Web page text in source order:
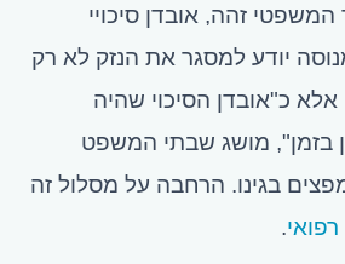
זהה, אובדן סיכויי
יודע למסגר את הנזק לא רק
כ"אובדן הסיכוי שהיה
בזמן", מושג שבתי המשפט
בגינו. הרחבה על מסלול זה
.